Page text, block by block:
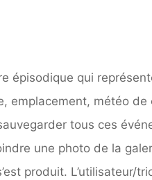
épisodique qui
emplacement, météo de
tous ces
une photo de la
produit. L’utilisateur/